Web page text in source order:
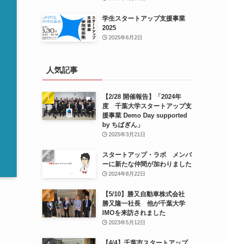
学生スタートアップ支援事業
2025
2025年6月2日
人気記事
【2/28 開催報告】「2024年
度 千葉大学スタートアップ支
援事業 Demo Day supported
by ちばぎん」
2025年3月21日
スタートアップ・ラボ メンバ
ーに新たな仲間が加わりました
2024年8月22日
【5/10】勝又自動車株式会社
勝又隆一社長 他が千葉大学
IMOを来訪されました
2023年5月12日